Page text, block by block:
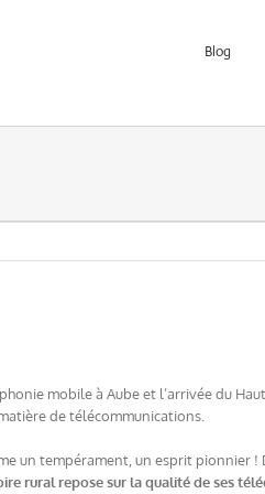
Blog
mobile à Aube et l’arrivée du
de télécommunications.
un tempérament, un esprit pionnier
rural repose sur la qualité de ses